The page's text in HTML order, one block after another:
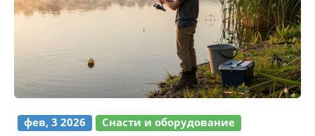
фев, 3 2026
Снасти и оборудование